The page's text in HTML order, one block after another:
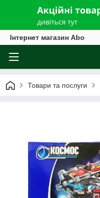
Інтернет магазин Abo
Товари та послуги